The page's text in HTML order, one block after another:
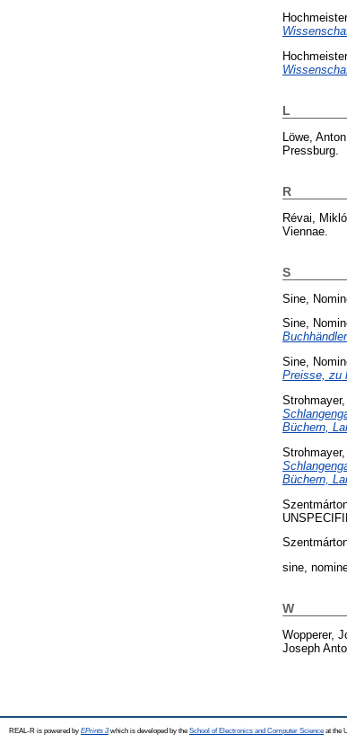
L
Löwe, Anton
Pressburg.
R
Révai,
Viennae.
S
Sine,
Sine,
Sine,
Preisse, zu
Büchern,
Büchern,
sine,
W
Wopperer,
Joseph
REAL-R is powered by EPrints 3which is developed by the School of Electronics and Computer Science at the